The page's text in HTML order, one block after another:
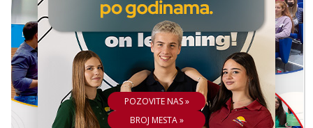
ERASMUS+
OSNOVNA
ŠKOLA
POZOVITE NAS »
BROJ MESTA »